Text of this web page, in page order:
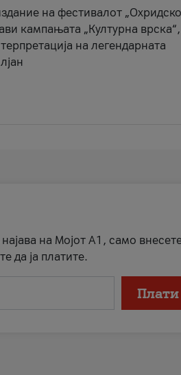
на фестивалот „Охридско
кампањата „Културна врска“,
на легендарната
на Мојот А1, само
да ја платите.
Плати